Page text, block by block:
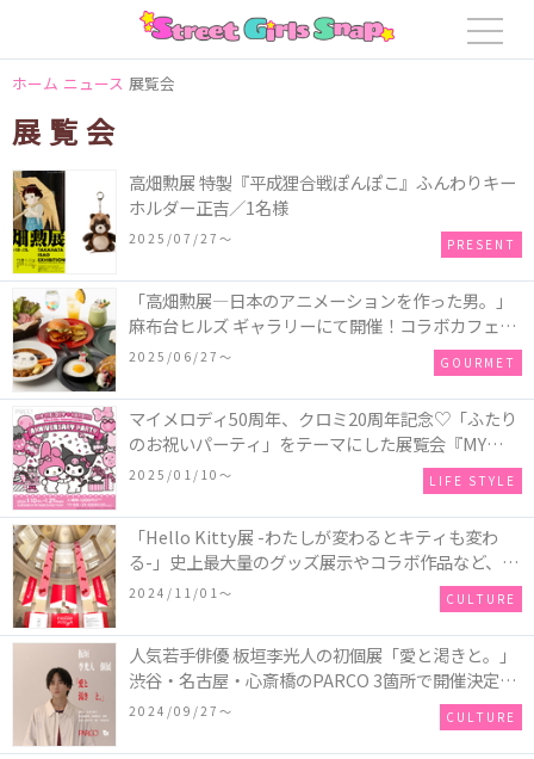
ホーム ニュース 展覧会
展覧会
高畑勲展 特製『平成狸合戦ぽんぽこ』ふんわりキー
ホルダー正吉／1名様
2025/07/27〜 PRESENT
「高畑勲展―日本のアニメーションを作った男。」
麻布台ヒルズ ギャラリーにて開催！コラボカフェ
「喫茶 高畑勲展」ではパンダコパンダのメニューを
2025/06/27〜 GOURMET
マイメロディ50周年、クロミ20周年記念♡「ふたり
のお祝いパーティ」をテーマにした展覧会『MY
MELODY♡KUROMI ANNIVERSARY PARTY』池袋
2025/01/10〜 LIFE STYLE
「Hello Kitty展 -わたしが変わるとキティも変わ
る-」史上最⼤量のグッズ展⽰やコラボ作品など、詳
細情報が解禁！ハローキティが東京国立博物館の特
別アンバサダーに就任し、史上初の1日館長に！
2024/11/01〜 CULTURE
⼈気若⼿俳優 板垣李光⼈の初個展「愛と渇きと。」
渋⾕・名古屋・⼼斎橋のPARCO 3箇所で開催決定！
絵画作品や撮り下ろし写真をデザインに使⽤したオ
2024/09/27〜 CULTURE